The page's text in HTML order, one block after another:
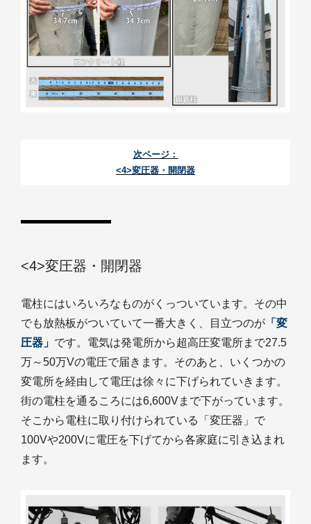
次ページ：
<4>変圧器・開閉器
<4>変圧器・開閉器
電柱にはいろいろなものがくっついています。その中
でも放熱板がついていて一番大きく、目立つのが 「変
圧器」 です。電気は発電所から超高圧変電所まで27.5
万～50万Vの電圧で届きます。そのあと、いくつかの
変電所を経由して電圧は徐々に下げられていきます。
街の電柱を通るころには6,600Vまで下がっています。
そこから電柱に取り付けられている「変圧器」で
100Vや200Vに電圧を下げてから各家庭に引き込まれ
ます。